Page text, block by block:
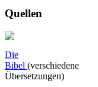
Quellen
Die
Bibel (verschiedene
Übersetzungen)